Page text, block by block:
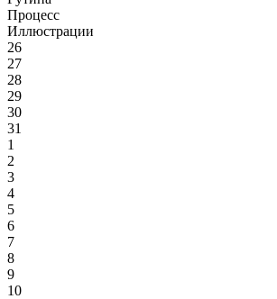
Процесс
Иллюстрации
26
27
28
29
30
31
1
2
3
4
5
6
7
8
9
10